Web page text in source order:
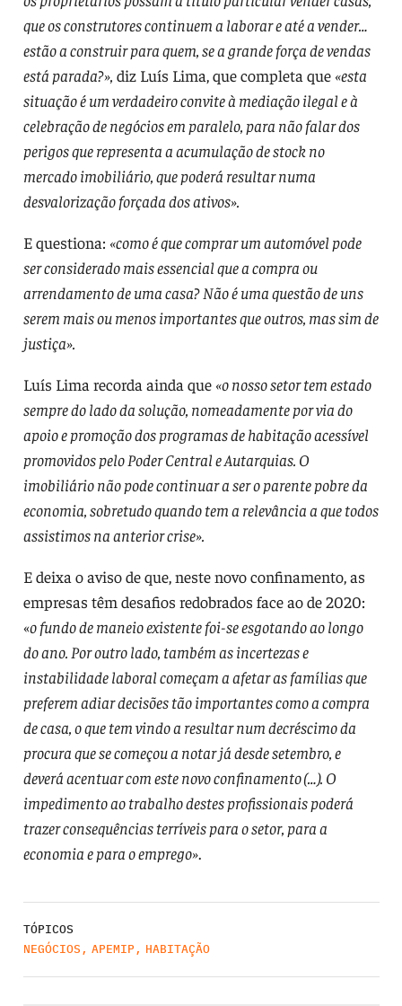
que os construtores continuem a laborar e até a vender…
estão a construir para quem, se a grande força de vendas
está parada?», diz Luís Lima, que completa que «esta
situação é um verdadeiro convite à mediação ilegal e à
celebração de negócios em paralelo, para não falar dos
perigos que representa a acumulação de stock no
mercado imobiliário, que poderá resultar numa
desvalorização forçada dos ativos».
E questiona: «como é que comprar um automóvel pode
ser considerado mais essencial que a compra ou
arrendamento de uma casa? Não é uma questão de uns
serem mais ou menos importantes que outros, mas sim de
justiça».
Luís Lima recorda ainda que «o nosso setor tem estado
sempre do lado da solução, nomeadamente por via do
apoio e promoção dos programas de habitação acessível
promovidos pelo Poder Central e Autarquias. O
imobiliário não pode continuar a ser o parente pobre da
economia, sobretudo quando tem a relevância a que todos
assistimos na anterior crise».
E deixa o aviso de que, neste novo confinamento, as
empresas têm desafios redobrados face ao de 2020:
«o fundo de maneio existente foi-se esgotando ao longo
do ano. Por outro lado, também as incertezas e
instabilidade laboral começam a afetar as famílias que
preferem adiar decisões tão importantes como a compra
de casa, o que tem vindo a resultar num decréscimo da
procura que se começou a notar já desde setembro, e
deverá acentuar com este novo confinamento (…). O
impedimento ao trabalho destes profissionais poderá
trazer consequências terríveis para o setor, para a
economia e para o emprego».
TÓPICOS
NEGÓCIOS , APEMIP, HABITAÇÃO